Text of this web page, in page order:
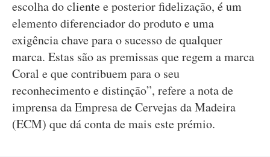
escolha do cliente e posterior fidelização, é um
elemento diferenciador do produto e uma
exigência chave para o sucesso de qualquer
marca. Estas são as premissas que regem a marca
Coral e que contribuem para o seu
reconhecimento e distinção”, refere a nota de
imprensa da Empresa de Cervejas da Madeira
(ECM) que dá conta de mais este prémio.